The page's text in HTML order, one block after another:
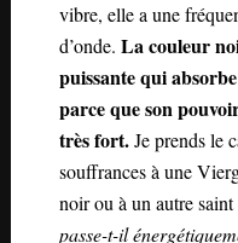
vibre, elle a une
d’onde. La couleur
puissante qui
parce que son
très fort.Je prends le
souffrances à une
noir ou à un autre
passe-t-il